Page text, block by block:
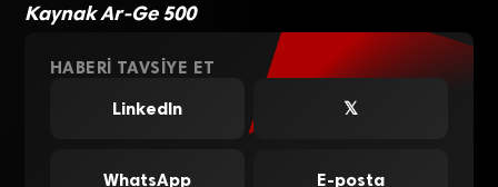
Kaynak Ar-Ge 500
HABERI TAVSIYE ET
LinkedIn
𝕏
WhatsApp E-posta